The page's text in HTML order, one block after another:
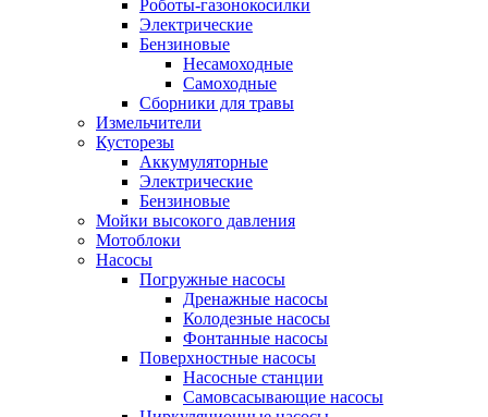
Роботы-газонокосилки
Электрические
Бензиновые
Несамоходные
Самоходные
Сборники для травы
Измельчители
Кусторезы
Аккумуляторные
Электрические
Бензиновые
Мойки высокого давления
Мотоблоки
Насосы
Погружные насосы
Дренажные насосы
Колодезные насосы
Фонтанные насосы
Поверхностные насосы
Насосные станции
Самовсасывающие насосы